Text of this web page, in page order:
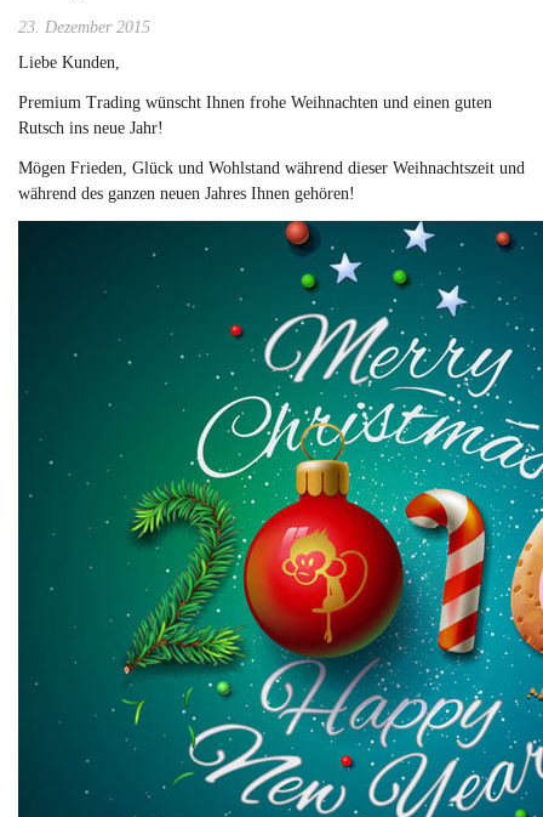
23. Dezember 2015
Liebe Kunden,
Premium Trading wünscht Ihnen frohe Weihnachten und einen guten
Rutsch ins neue Jahr!
Mögen Frieden, Glück und Wohlstand während dieser Weihnachtszeit und
während des ganzen neuen Jahres Ihnen gehören!